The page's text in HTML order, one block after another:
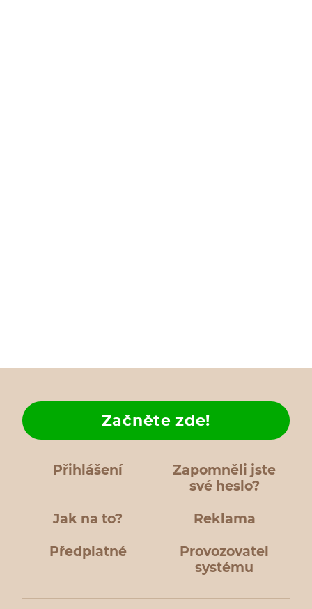
Přihlášení
Zapomněli jste
své heslo?
Jak na to?
Začněte zde!
Reklama
Předplatné
Provozovatel
systému